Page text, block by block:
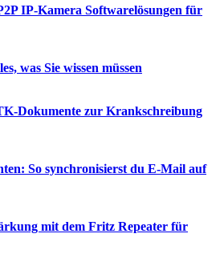
IP-Kamera Softwarelösungen für
was Sie wissen müssen
Dokumente zur Krankschreibung
So synchronisierst du E-Mail auf
mit dem Fritz Repeater für